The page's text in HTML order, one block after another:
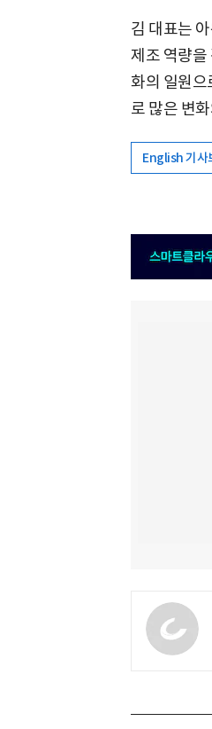
김 대표는
제조 역량을
화의 일원으
로 많은 변
English 기사